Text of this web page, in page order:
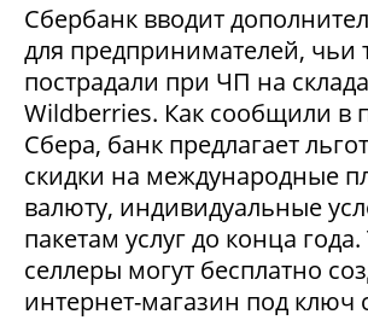
Сбербанк вводит
для предпринимателей, чьи
пострадали при ЧП на
Wildberries. Как сообщили в
Сбера, банк предлагает
скидки на международные
валюту, индивидуальные
пакетам услуг до конца
селлеры могут бесплатно
интернет-магазин под